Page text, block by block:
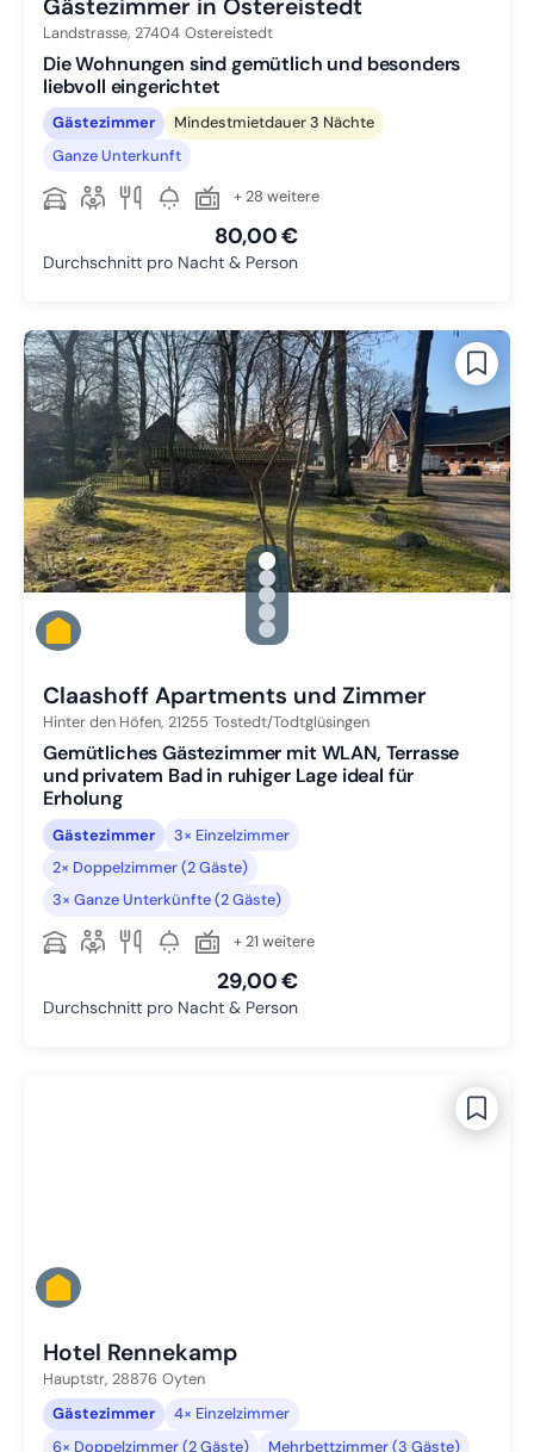
Gästezimmer in Ostereistedt
Landstrasse, 27404 Ostereistedt
Die Wohnungen sind gemütlich und besonders
liebvoll eingerichtet
Gästezimmer
Mindestmietdauer 3 Nächte
Ganze Unterkunft
+ 28 weitere
80,00 €
Durchschnitt pro Nacht & Person
gallery.slide_selector
Zu Slide 1 wechseln
Zu Slide 2 wechseln
Zu Slide 3 wechseln
Zu Slide 4 wechseln
Zu Slide 5 wechseln
Claashoff Apartments und Zimmer
Hinter den Höfen, 21255 Tostedt/Todtglüsingen
Gemütliches Gästezimmer mit WLAN, Terrasse
und privatem Bad in ruhiger Lage ideal für
Erholung
Gästezimmer
3× Einzelzimmer
2× Doppelzimmer (2 Gäste)
3× Ganze Unterkünfte (2 Gäste)
+ 21 weitere
29,00 €
Durchschnitt pro Nacht & Person
Hotel Rennekamp
Hauptstr, 28876 Oyten
Gästezimmer
4× Einzelzimmer
6× Doppelzimmer (2 Gäste)
Mehrbettzimmer (3 Gäste)